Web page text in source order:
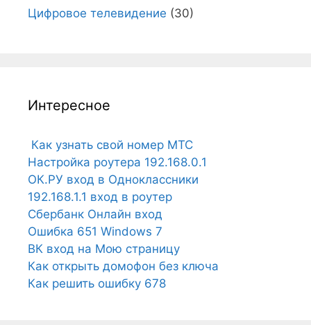
Цифровое телевидение (30)
Интересное
Как узнать свой номер МТС
Настройка роутера 192.168.0.1
ОК.РУ вход в Одноклассники
192.168.1.1 вход в роутер
Сбербанк Онлайн вход
Ошибка 651 Windows 7
ВК вход на Мою страницу
Как открыть домофон без ключа
Как решить ошибку 678